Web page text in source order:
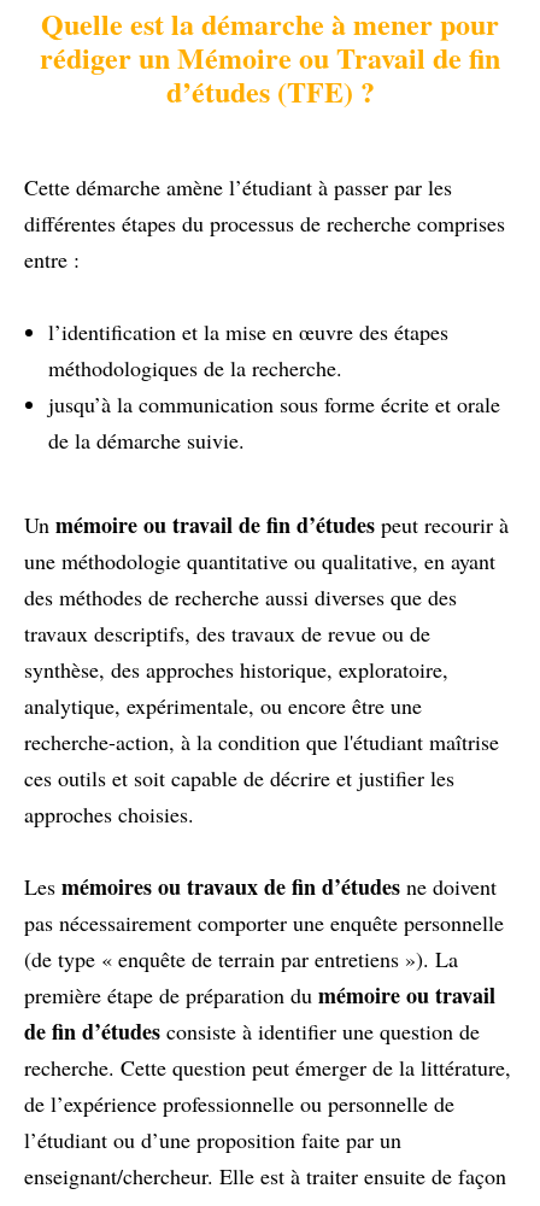
Quelle est la démarche à mener pour
rédiger un Mémoire ou Travail de fin
d’études (TFE) ?
Cette démarche amène l’étudiant à passer par les
différentes étapes du processus de recherche comprises
entre :
l’identification et la mise en œuvre des étapes
méthodologiques de la recherche.
jusqu’à la communication sous forme écrite et orale
de la démarche suivie.
Un mémoire ou travail de fin d’études peut recourir à
une méthodologie quantitative ou qualitative, en ayant
des méthodes de recherche aussi diverses que des
travaux descriptifs, des travaux de revue ou de
synthèse, des approches historique, exploratoire,
analytique, expérimentale, ou encore être une
recherche-action, à la condition que l'étudiant maîtrise
ces outils et soit capable de décrire et justifier les
approches choisies.
Les mémoires ou travaux de fin d’études ne doivent
pas nécessairement comporter une enquête personnelle
(de type « enquête de terrain par entretiens »). La
première étape de préparation du mémoire ou travail
de fin d’études consiste à identifier une question de
recherche. Cette question peut émerger de la littérature,
de l’expérience professionnelle ou personnelle de
l’étudiant ou d’une proposition faite par un
enseignant/chercheur. Elle est à traiter ensuite de façon